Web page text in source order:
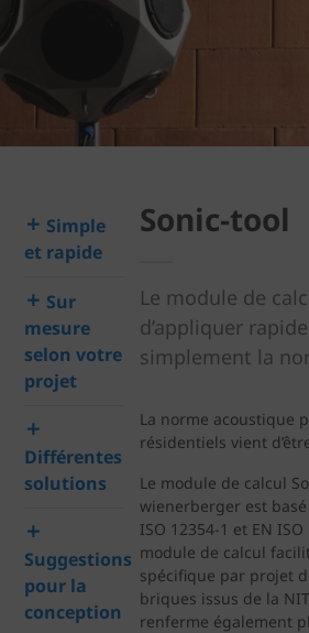
Simple
et rapide
Sur
mesure
selon votre
projet
Différentes
solutions
Suggestions
pour la
conception
Sonic-tool
Le module de
d’appliquer
simplement la
La norme acoustique
résidentiels vient
Le module de calcul
wienerberger est
ISO 12354-1 et EN
module de calcul
spécifique par projet
briques issus de la
renferme également